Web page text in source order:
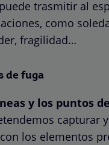
trasmitir al
como
fragilidad…
de fuga
y los puntos
capturar
los elementos